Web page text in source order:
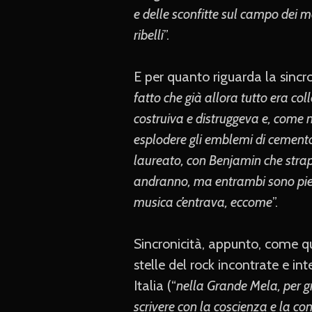
e delle sconfitte sul campo dei
ribelli”.
E per quanto riguarda la
fatto che già allora tutto era
costruiva e distruggeva e,
esplodere gli emblemi di
laureato, con Benjamin che
andranno, ma entrambi sono
musica c’entrava, eccome”.
Sincronicità, appunto, come
stelle del rock incontrate e
Italia (“nella Grande Mela, per
scrivere con la coscienza e la